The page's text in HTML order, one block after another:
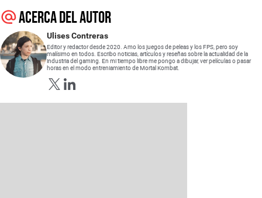
Acerca del autor
Ulises Contreras
Editor y redactor desde 2020. Amo los juegos de peleas y los FPS, pero soy
malísimo en todos. Escribo noticias, artículos y reseñas sobre la actualidad de la
industria del gaming. En mi tiempo libre me pongo a dibujar, ver películas o pasar
horas en el modo entreniamiento de Mortal Kombat.
Opens in new window
Opens in new window